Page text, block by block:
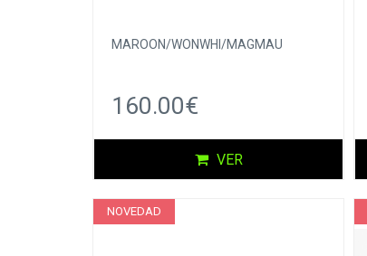
MAROON/WONWHI/MAGMAU
160.00€
VER
NOVEDAD